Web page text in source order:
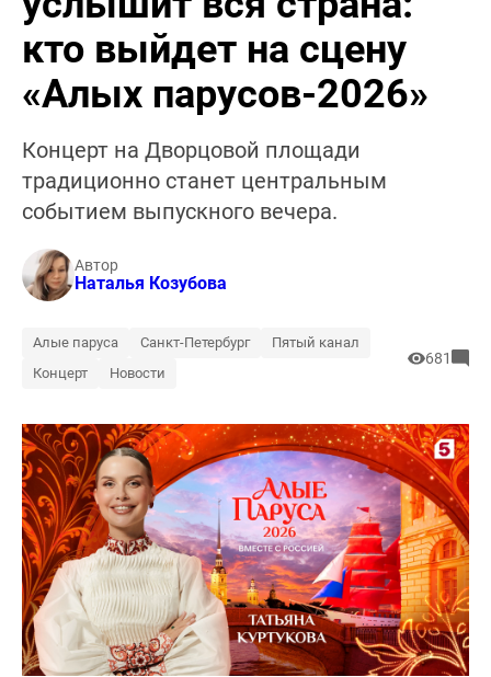
кто выйдет на сцену
«Алых парусов-2026»
Концерт на Дворцовой площади
традиционно станет центральным
событием выпускного вечера.
Автор
Наталья Козубова
Алые паруса Санкт-Петербург
Пятый канал
Концерт
Новости
681